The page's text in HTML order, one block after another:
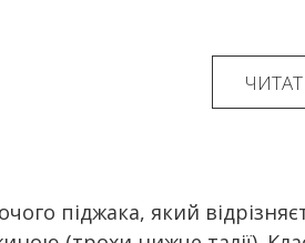
піджака, який